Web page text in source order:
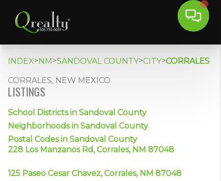
INDEX>NM>SANDOVAL COUNTY>CITY>CORRALES
CORRALES, NEW MEXICO
LISTINGS
School Districts in Sandoval County
Neighborhoods in Sandoval County
Postal Codes in Sandoval County
228 Los Manzanos Rd, Corrales, NM 87048
125 Paseo Cesar Chavez, Corrales, NM 87048